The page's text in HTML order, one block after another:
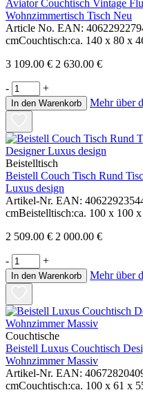
Aviator Couchtisch Vintage
Wohnzimmertisch Tisch Neu
Article No. EAN:
cmCouchtisch:ca. 140 x 80 x
3 109.00 € 2 630.00 €
- +
In den Warenkorb Mehr über
Beistelltisch
Beistell Couch Tisch Rund
Luxus design
Artikel-Nr. EAN:
cmBeistelltisch:ca. 100 x 100
2 509.00 € 2 000.00 €
- +
In den Warenkorb Mehr über
Couchtische
Beistell Luxus Couchtisch
Wohnzimmer Massiv
Artikel-Nr. EAN:
cmCouchtisch:ca. 100 x 61 x